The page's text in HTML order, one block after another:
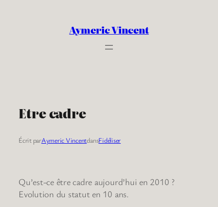
Aymeric Vincent
Etre cadre
Écrit parAymeric VincentdansFidéliser
Qu’est-ce être cadre aujourd’hui en 2010 ?
Evolution du statut en 10 ans.